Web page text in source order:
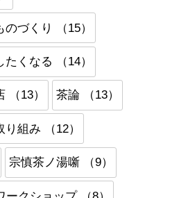
づくり （15）
くなる （14）
（13） 茶論 （13）
組み （12）
宗慎茶ノ湯噺 （9）